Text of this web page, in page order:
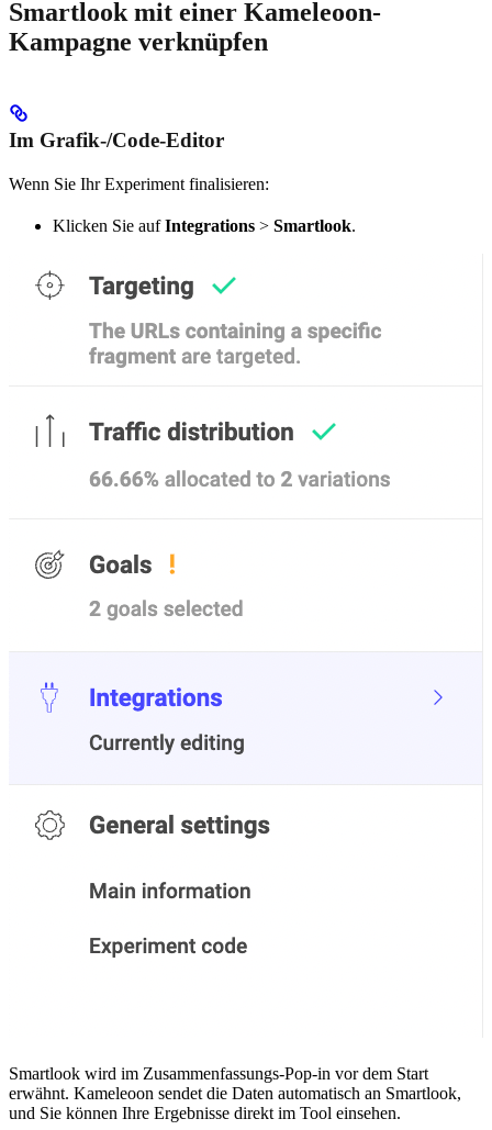
Smartlook mit einer Kameleoon-
Kampagne verknüpfen
Im Grafik-/Code-Editor
Wenn Sie Ihr Experiment finalisieren:
Klicken Sie aufIntegrations > Smartlook.
Smartlook wird im Zusammenfassungs-Pop-in vor dem Start
erwähnt. Kameleoon sendet die Daten automatisch an Smartlook,
und Sie können Ihre Ergebnisse direkt im Tool einsehen.